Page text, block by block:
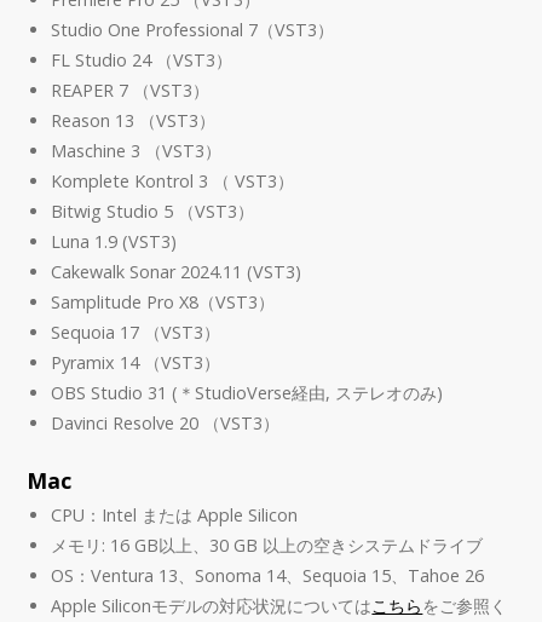
Studio One Professional 7（VST3）
FL Studio 24 （VST3）
REAPER 7 （VST3）
Reason 13 （VST3）
Maschine 3 （VST3）
Komplete Kontrol 3 （ VST3）
Bitwig Studio 5 （VST3）
Luna 1.9 (VST3)
Cakewalk Sonar 2024.11 (VST3)
Samplitude Pro X8（VST3）
Sequoia 17 （VST3）
Pyramix 14 （VST3）
OBS Studio 31 (＊StudioVerse経由, ステレオのみ)
Davinci Resolve 20 （VST3）
Mac
CPU：Intel または Apple Silicon
メモリ: 16 GB以上、30 GB 以上の空きシステムドライブ
OS：Ventura 13、Sonoma 14、Sequoia 15、Tahoe 26
Apple Siliconモデルの対応状況についてはこちらをご参照く